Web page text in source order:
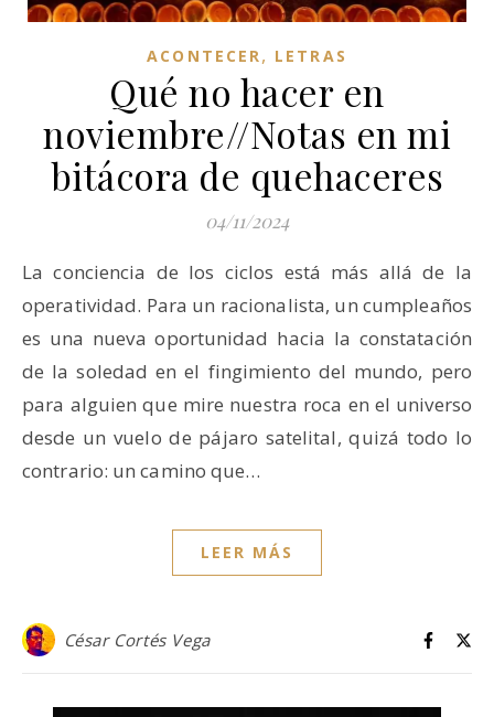
ACONTECER, LETRAS
Qué no hacer en
noviembre//Notas en mi
bitácora de quehaceres
04/11/2024
La conciencia de los ciclos está más allá de la
operatividad. Para un racionalista, un cumpleaños
es una nueva oportunidad hacia la constatación
de la soledad en el fingimiento del mundo, pero
para alguien que mire nuestra roca en el universo
desde un vuelo de pájaro satelital, quizá todo lo
contrario: un camino que…
LEER MÁS
César Cortés Vega